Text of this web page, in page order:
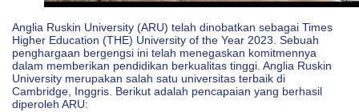
Anglia Ruskin University (ARU) telah dinobatkan sebagai Times
Higher Education (THE) University of the Year 2023. Sebuah
penghargaan bergengsi ini telah menegaskan komitmennya
dalam memberikan pendidikan berkualitas tinggi. Anglia Ruskin
University merupakan salah satu universitas terbaik di
Cambridge, Inggris. Berikut adalah pencapaian yang berhasil
diperoleh ARU: